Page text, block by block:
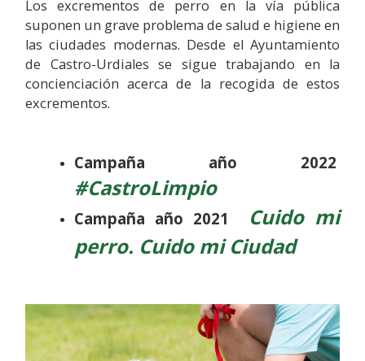
Los excrementos de perro en la vía pública
suponen un grave problema de salud e higiene en
las ciudades modernas. Desde el Ayuntamiento
de Castro-Urdiales se sigue trabajando en la
concienciación acerca de la recogida de estos
excrementos.
Campaña año 2022
#CastroLimpio
Campaña año 2021
Cuido mi
perro. Cuido mi Ciudad